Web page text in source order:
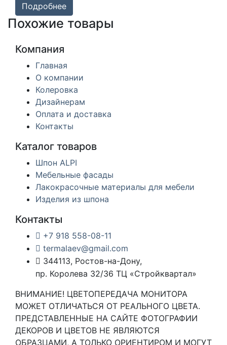
Подробнее
Похожие товары
Компания
Главная
О компании
Колеровка
Дизайнерам
Оплата и доставка
Контакты
Каталог товаров
Шпон ALPI
Мебельные фасады
Лакокрасочные материалы для мебели
Изделия из шпона
Контакты
+7 918 558-08-11
termalaev@gmail.com
344113, Ростов-на-Дону,
пр. Королева 32/36 ТЦ «Стройквартал»
ВНИМАНИЕ! ЦВЕТОПЕРЕДАЧА МОНИТОРА
МОЖЕТ ОТЛИЧАТЬСЯ ОТ РЕАЛЬНОГО ЦВЕТА.
ПРЕДСТАВЛЕННЫЕ НА САЙТЕ ФОТОГРАФИИ
ДЕКОРОВ И ЦВЕТОВ НЕ ЯВЛЯЮТСЯ
ОБРАЗЦАМИ, А ТОЛЬКО ОРИЕНТИРОМ И МОГУТ